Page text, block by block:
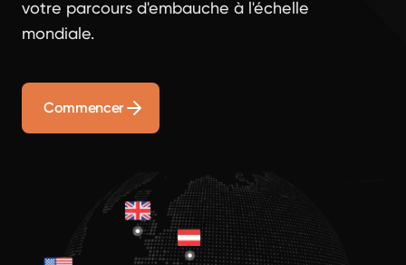
votre parcours d'embauche à l'échelle
mondiale.
Commencer